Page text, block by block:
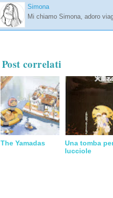
Simona
Mi chiamo Simona, adoro
Post correlati
The Yamadas
Una tomba
lucciole